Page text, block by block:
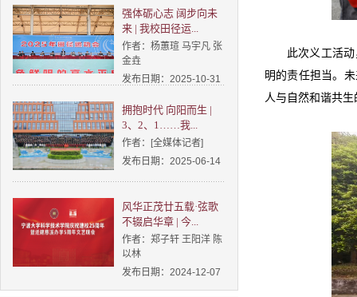
强体砺心志 阔步向未
来 | 我校田径运...
作者：杨蕙瑄 马宇凡 张
金垚
发布日期：2025-10-31
拥抱时代 向阳而生 |
3、2、1……我...
作者：[全媒体记者]
发布日期：2025-06-14
风华正茂廿五载·弦歌
不辍启华章 | 今...
作者：郑子轩 王阳洋 陈
以林
发布日期：2024-12-07
此次义工活
明的责任担当。
人与自然和谐共